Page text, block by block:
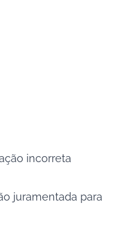
incorreta
juramentada para